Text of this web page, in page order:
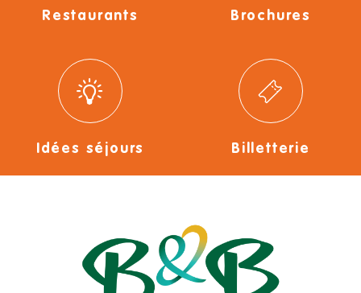
Restaurants Brochures
Idées séjours Billetterie